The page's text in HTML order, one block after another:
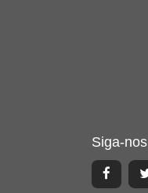
Siga-nos